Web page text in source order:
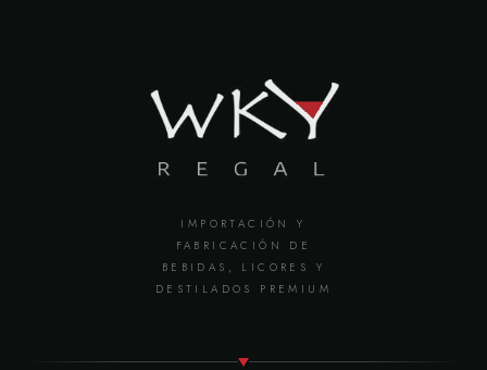
IMPORTACIÓN Y
FABRICACIÓN DE
BEBIDAS, LICORES Y
DESTILADOS PREMIUM